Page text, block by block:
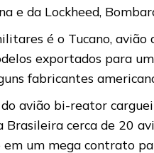
e da Lockheed,
é o Tucano,
exportados para
fabricantes
avião bi-reator
Brasileira cerca de 20
um mega contrato